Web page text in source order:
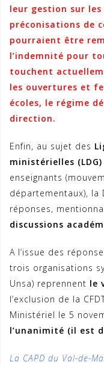
leur gestion sur
préconisations de
pourraient être
l’indemnité pour
touchent
les ouvertures et
écoles, le régime
direction.
Enfin, au sujet des
ministérielles
enseignants
départementaux), la
réponses,
discussions
A l’issue des
trois organisations
Unsa) reprennent le
l’exclusion de la
Ministériel le 5
l’unanimité (il est
La CAPD du Val-de-